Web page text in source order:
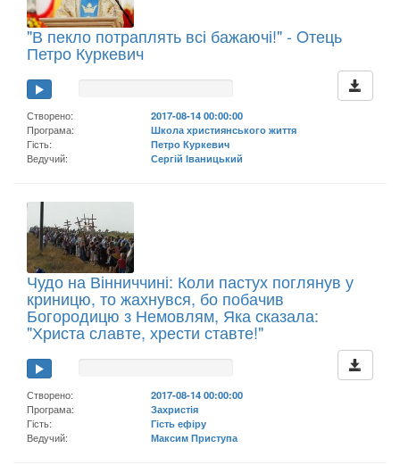
"В пекло потраплять всі бажаючі!" - Oтець
Петро Куркевич
Створено:
2017-08-14 00:00:00
Програма:
Школа християнського життя
Гість:
Петро Куркевич
Ведучий:
Сергій Іваницький
Чудо на Вінниччині: Коли пастух поглянув у
криницю, то жахнувся, бо побачив
Богородицю з Немовлям, Яка сказала:
"Христа славте, хрести ставте!"
Створено:
2017-08-14 00:00:00
Програма:
Захристія
Гість:
Гість ефіру
Ведучий:
Максим Приступа